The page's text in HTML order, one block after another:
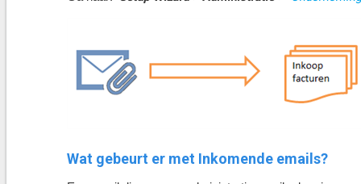
Wat gebeurt er met Inkomende emails?